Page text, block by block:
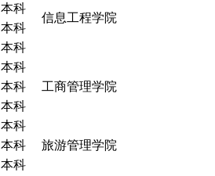
信息工程学院
本科
本科
本科
本科
工商管理学院
本科
本科
本科
旅游管理学院
本科
本科